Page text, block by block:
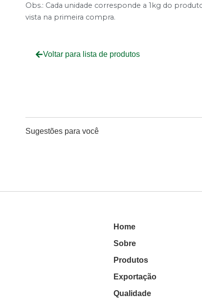
Obs.: Cada unidade corresponde a 1kg do
vista na primeira compra.
Voltar para lista de produtos
Sugestões para você
Home
Sobre
Produtos
Exportação
Qualidade